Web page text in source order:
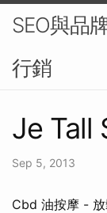
SEO與品
行銷
Je Tall
Sep 5, 2013
Cbd 油按摩 -